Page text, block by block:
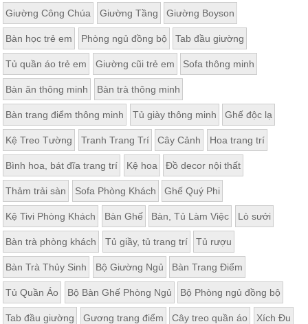
Giường Công Chúa Giường Tầng Giường Boyson
Bàn học trẻ em Phòng ngủ đồng bộ Tab đầu giường
Tủ quần áo trẻ em Giường cũi trẻ em Sofa thông minh
Bàn ăn thông minh Bàn trà thông minh
Bàn trang điểm thông minh Tủ giày thông minh Ghế độc lạ
Kệ Treo Tường Tranh Trang Trí Cây Cảnh Hoa trang trí
Bình hoa, bát đĩa trang trí Kệ hoa Đồ decor nội thất
Thảm trải sàn Sofa Phòng Khách Ghế Quý Phi
Kệ Tivi Phòng Khách Bàn Ghế Bàn, Tủ Làm Việc Lò sưởi
Bàn trà phòng khách Tủ giầy, tủ trang trí Tủ rượu
Bàn Trà Thủy Sinh Bộ Giường Ngủ Bàn Trang Điểm
Tủ Quần Áo Bộ Bàn Ghế Phòng Ngủ Bộ Phòng ngủ đồng bộ
Tab đầu giường Gương trang điểm Cây treo quần áo Xích Đu